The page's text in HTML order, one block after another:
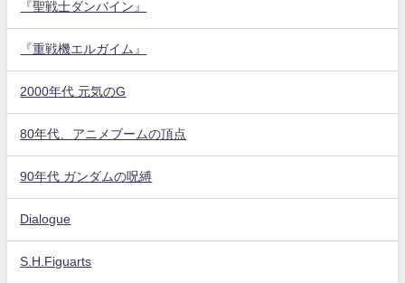
『聖戦士ダンバイン』
『重戦機エルガイム』
2000年代 元気のG
80年代、アニメブームの頂点
90年代 ガンダムの呪縛
Dialogue
S.H.Figuarts